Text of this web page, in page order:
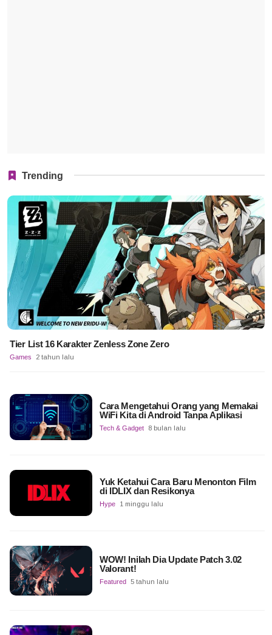
Trending
Tier List 16 Karakter Zenless Zone Zero
Games 2 tahun lalu
Cara Mengetahui Orang yang Memakai
WiFi Kita di Android Tanpa Aplikasi
Tech & Gadget 8 bulan lalu
Yuk Ketahui Cara Baru Menonton Film
di IDLIX dan Resikonya
Hype 1 minggu lalu
WOW! Inilah Dia Update Patch 3.02
Valorant!
Featured 5 tahun lalu